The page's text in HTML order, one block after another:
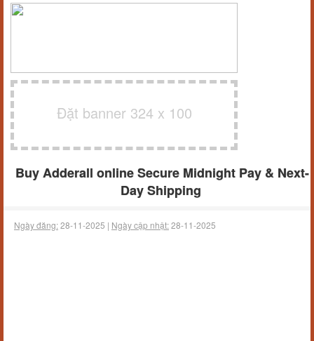
Đặt banner 324 x 100
Buy Adderall online Secure Midnight Pay & Next-
Day Shipping
Ngày đăng:28-11-2025 | Ngày cập nhật:28-11-2025